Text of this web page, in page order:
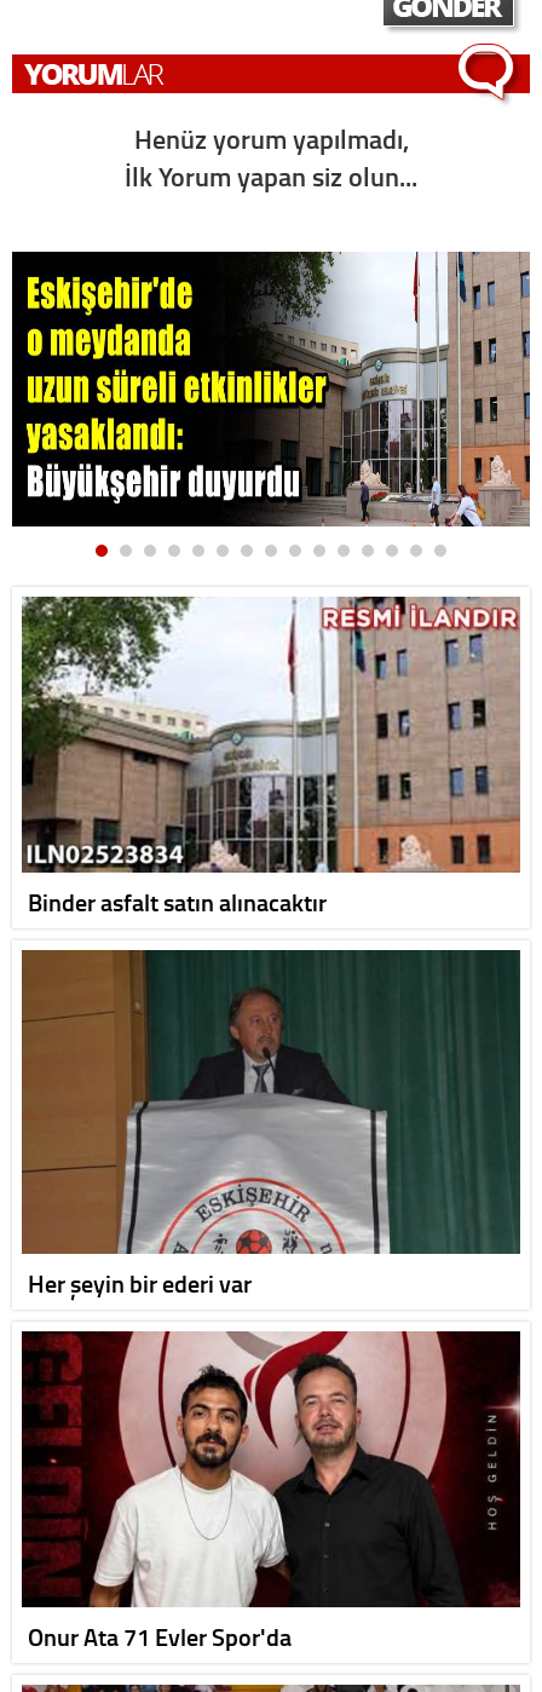
Henüz yorum yapılmadı,
İlk Yorum yapan siz olun...
Binder asfalt satın alınacaktır
Her şeyin bir ederi var
Onur Ata 71 Evler Spor'da